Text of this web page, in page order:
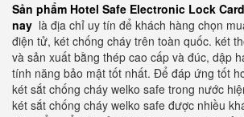
Sản phẩm Hotel Safe Electronic Lock
nay là địa chỉ uy tín để khách hàng chọn
điện tử, két chống cháy trên toàn quốc. két
và sản xuất bằng thép cao cấp và đúc, dập
tính năng bảo mật tốt nhất. Để đáp ứng tốt
két sắt chống cháy welko safe trong nước
két sắt chống cháy welko safe được nhiều